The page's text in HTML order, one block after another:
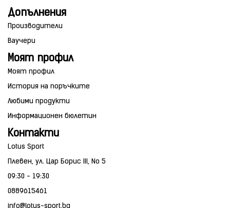
Допълнения
Производители
Ваучери
Моят профил
Моят профил
История на поръчките
Любими продукти
Информационен бюлетин
Контакти
Lotus Sport
Плевен, ул. Цар Борис III, No 5
09:30 - 19:30
0889615461
info@lotus-sport.bg